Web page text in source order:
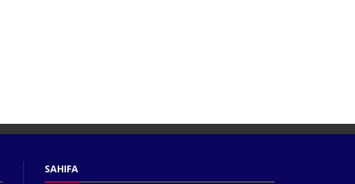
SAHIFA